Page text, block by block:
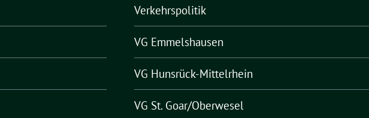
Verkehrspolitik
VG Emmelshausen
VG Hunsrück-Mittelrhein
VG St. Goar/Oberwesel